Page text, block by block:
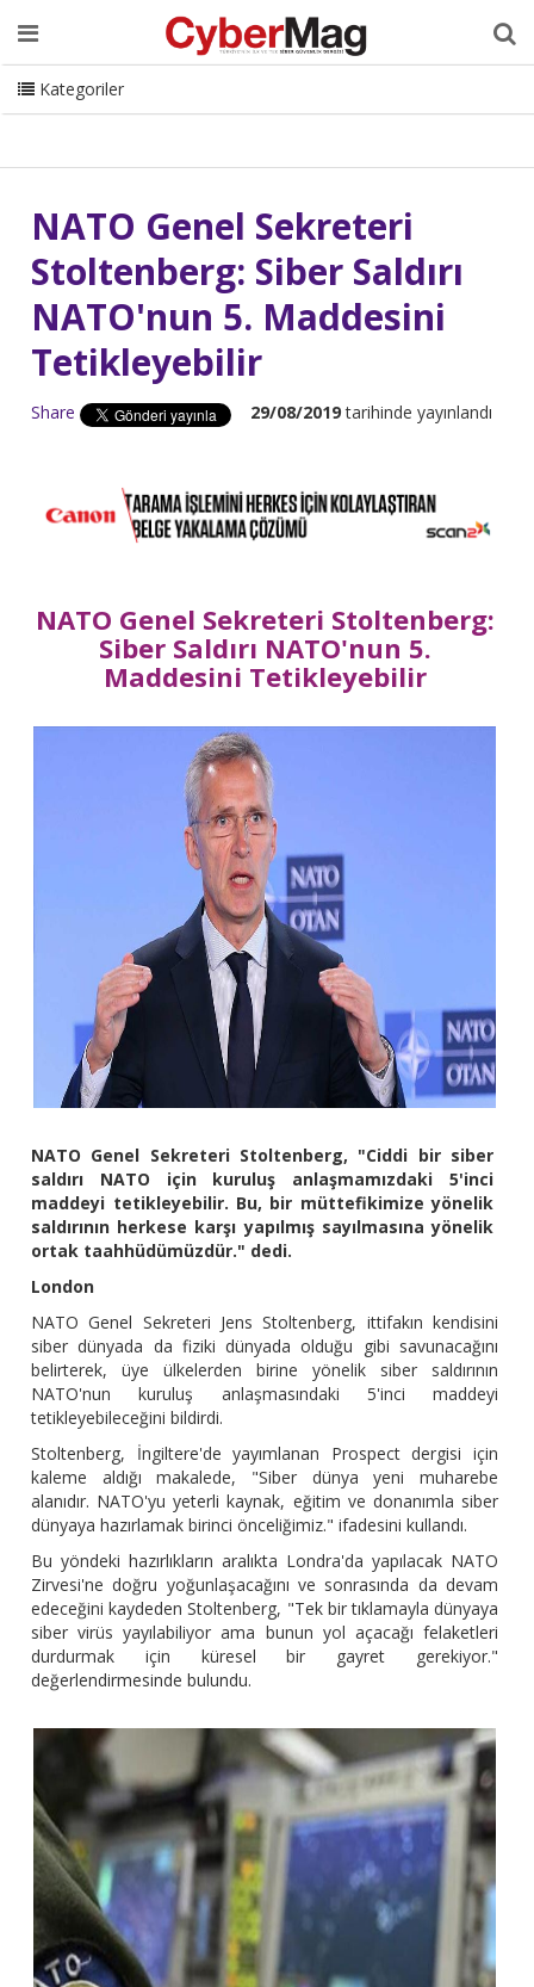
Ana Sayfa Hakkımızda Dergi Editörden
Danışmanlık
ISC Turkey Sizden Gelenler
İletişim
CyberMag Logo
Kategoriler
NATO Genel Sekreteri
Stoltenberg: Siber Saldırı
NATO'nun 5. Maddesini
Tetikleyebilir
Share 29/08/2019tarihinde yayınlandı
NATO Genel Sekreteri Stoltenberg:
Siber Saldırı NATO'nun 5.
Maddesini Tetikleyebilir
NATO Genel Sekreteri Stoltenberg, "Ciddi bir siber
saldırı NATO için kuruluş anlaşmamızdaki 5'inci
maddeyi tetikleyebilir. Bu, bir müttefikimize yönelik
saldırının herkese karşı yapılmış sayılmasına yönelik
ortak taahhüdümüzdür." dedi.
London
NATO Genel Sekreteri Jens Stoltenberg, ittifakın kendisini
siber dünyada da fiziki dünyada olduğu gibi savunacağını
belirterek, üye ülkelerden birine yönelik siber saldırının
NATO'nun kuruluş anlaşmasındaki 5'inci maddeyi
tetikleyebileceğini bildirdi.
Stoltenberg, İngiltere'de yayımlanan Prospect dergisi için
kaleme aldığı makalede, "Siber dünya yeni muharebe
alanıdır. NATO'yu yeterli kaynak, eğitim ve donanımla siber
dünyaya hazırlamak birinci önceliğimiz." ifadesini kullandı.
Bu yöndeki hazırlıkların aralıkta Londra'da yapılacak NATO
Zirvesi'ne doğru yoğunlaşacağını ve sonrasında da devam
edeceğini kaydeden Stoltenberg, "Tek bir tıklamayla dünyaya
siber virüs yayılabiliyor ama bunun yol açacağı felaketleri
durdurmak için küresel bir gayret gerekiyor."
değerlendirmesinde bulundu.